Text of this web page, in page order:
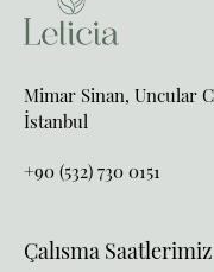
Mimar Sinan, Uncular
İstanbul
+90 (532) 730 0151
Çalısma Saatlerimiz